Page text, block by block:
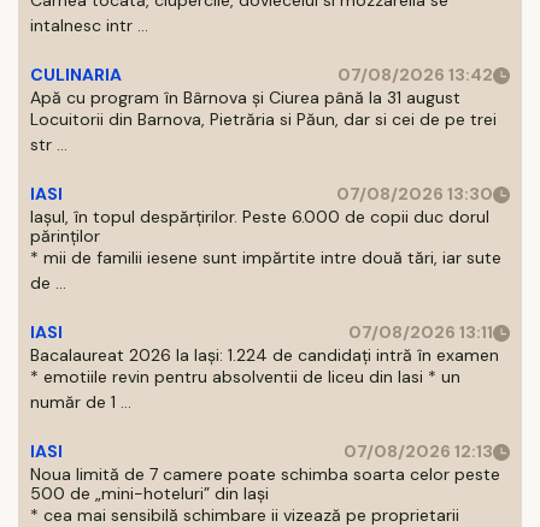
intalnesc intr ...
CULINARIA
07/08/2026 13:42
Apă cu program în Bârnova și Ciurea până la 31 august
Locuitorii din Barnova, Pietrăria si Păun, dar si cei de pe trei
str ...
IASI
07/08/2026 13:30
Iașul, în topul despărțirilor. Peste 6.000 de copii duc dorul
părinților
* mii de familii iesene sunt impărtite intre două tări, iar sute
de ...
IASI
07/08/2026 13:11
Bacalaureat 2026 la Iași: 1.224 de candidați intră în examen
* emotiile revin pentru absolventii de liceu din Iasi * un
număr de 1 ...
IASI
07/08/2026 12:13
Noua limită de 7 camere poate schimba soarta celor peste
500 de „mini-hoteluri” din Iași
* cea mai sensibilă schimbare ii vizează pe proprietarii